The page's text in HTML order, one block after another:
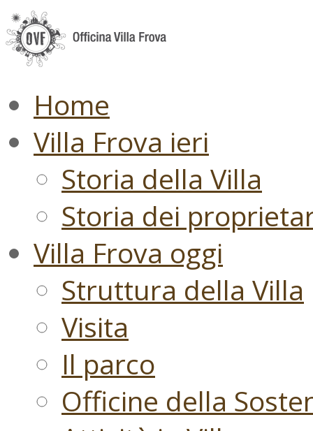
Home
Villa Frova ieri
Storia della Villa
Storia dei
Villa Frova oggi
Struttura della Villa
Visita
Il parco
Officine della